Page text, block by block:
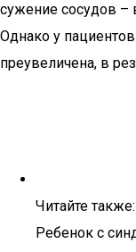
сужение сосудов –
Однако у
преувеличена, в
Читайте также:
Ребенок с